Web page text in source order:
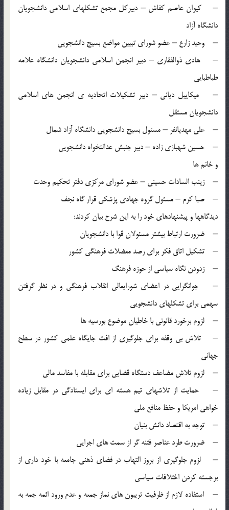
– کیوان عاصم کفاش – دبیرکل مجمع تشکلهای اسلامی دانشجویان
دانشگاه آزاد
– وحید زارع – عضو شورای تبیین مواضع بسیج دانشجویی
– هادی ذوالفقاری – دبیر انجمن اسلامی دانشجویان دانشگاه علامه
طباطبایی
– میکاییل دیانی – دبیر تشکیلات اتحادیه ی انجمن های اسلامی
دانشجویان مستقل
– علی مهدیانفر – مسئول بسیج دانشجویی دانشگاه آزاد شمال
– حسین شهبازی زاده – دبیر جنبش عدالتخواه دانشجویی
و خانم ها
– زینب السادات حسینی – عضو شورای مرکزی دفتر تحکیم وحدت
– صبا کرم – مسئول گروه جهادی پزشکی قرار گاه نجف
دیدگاهها و پیشنهادهای خود را به این شرح بیان کردند:
– ضرورت ارتباط بیشتر مسئولان قوا با دانشجویان
– تشکیل اتاق فکر برای رصد معضلات فرهنگی کشور
– زدودن نگاه سیاسی از حوزه فرهنگ
– جوانگرایی در اعضای شورایعالی انقلاب فرهنگی و در نظر گرفتن
سهمی برای تشکلهای دانشجویی
– لزوم برخورد قانونی با خاطیان موضوع بورسیه ها
– تلاش بی وقفه برای جلوگیری از افت جایگاه علمی کشور در سطح
جهانی
– لزوم تلاش مضاعف دستگاه قضایی برای مقابله با مفاسد مالی
– حمایت از تلاشهای تیم هسته ای برای ایستادگی در مقابل زیاده
خواهی امریکا و حفظ منافع ملی
– توجه به اقتصاد دانش بنیان
– ضرورت طرد عناصر فتنه گر از سمت های اجرایی
– لزوم جلوگیری از بروز التهاب در فضای ذهنی جامعه با خود داری از
برجسته کردن اختلافات سیاسی
– استفاده لازم از ظرفیت تریبون های نماز جمعه و عدم ورود ائمه جمه به